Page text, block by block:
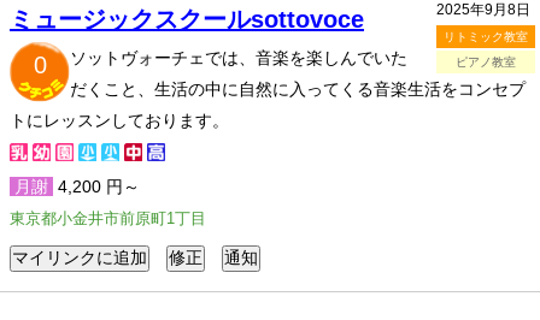
2025年9月8日
リトミック教室
ピアノ教室
ミュージックスクールsottovoce
0
ソットヴォーチェでは、音楽を楽しんでいた
だくこと、生活の中に自然に入ってくる音楽生活をコンセプ
トにレッスンしております。
月謝 4,200 円～
東京都小金井市前原町1丁目